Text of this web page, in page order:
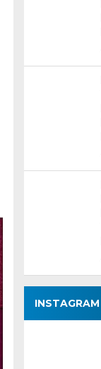
INSTAGRAM